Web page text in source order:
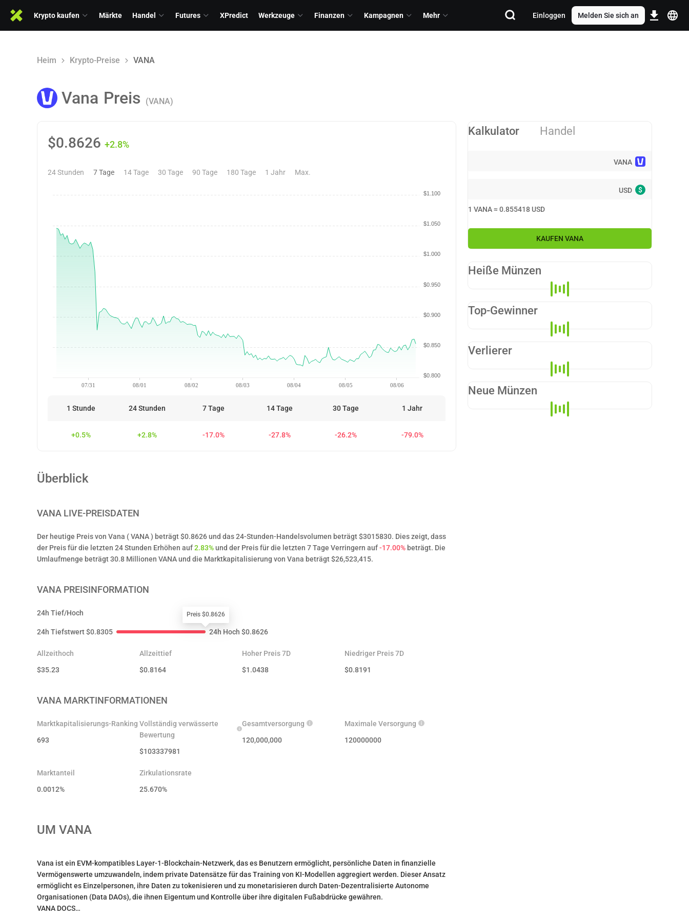
Krypto kaufen Märkte Handel Futures XPredict Werkzeuge Finanzen Kampagnen Mehr Einloggen Melden Sie sich an
Heim Krypto-Preise VANA
Vana Preis (VANA)
$0.8626 +2.8%
24 Stunden 7 Tage 14 Tage 30 Tage 90 Tage 180 Tage 1 Jahr Max.
07/31 08/01 08/02 08/03 08/04 08/05 08/06
$0.800
$0.850
$0.900
$0.950
$1.000
$1.050
$1.100
1 Stunde 24 Stunden 7 Tage 14 Tage 30 Tage 1 Jahr
+0.5% +2.8% -17.0% -27.8% -26.2% -79.0%
Überblick
VANA LIVE-PREISDATEN
Der heutige Preis von Vana ( VANA ) beträgt $0.8626 und das 24-Stunden-Handelsvolumen beträgt $3015830. Dies zeigt, dass
der Preis für die letzten 24 Stunden Erhöhen auf2.83%und der Preis für die letzten 7 Tage Verringern auf-17.00% beträgt. Die
Umlaufmenge beträgt 30.8 Millionen VANA und die Marktkapitalisierung von Vana beträgt $26,523,415.
VANA PREISINFORMATION
24h Tief/Hoch
24h Tiefstwert$0.8305
Preis $0.8626
24h Hoch $0.8626
Allzeithoch
$35.23
Allzeittief
$0.8164
Hoher Preis 7D
$1.0438
Niedriger Preis 7D
$0.8191
VANA MARKTINFORMATIONEN
Marktkapitalisierungs-Ranking
693
Vollständig verwässerte
Bewertung
$103337981
Gesamtversorgung
120,000,000
Maximale Versorgung
120000000
Marktanteil
0.0012%
Zirkulationsrate
25.670%
UM VANA
Vana ist ein EVM-kompatibles Layer-1-Blockchain-Netzwerk, das es Benutzern ermöglicht, persönliche Daten in finanzielle
Vermögenswerte umzuwandeln, indem private Datensätze für das Training von KI-Modellen aggregiert werden. Dieser Ansatz
ermöglicht es Einzelpersonen, ihre Daten zu tokenisieren und zu monetarisieren durch Daten-Dezentralisierte Autonome
Organisationen (Data DAOs), die ihnen Eigentum und Kontrolle über ihre digitalen Fußabdrücke gewähren.
VANA DOCS
Kalkulator Handel
VANA
USD $
1 VANA≈0.855418 USD
KAUFEN VANA
Heiße Münzen
Top-Gewinner
Verlierer
Neue Münzen